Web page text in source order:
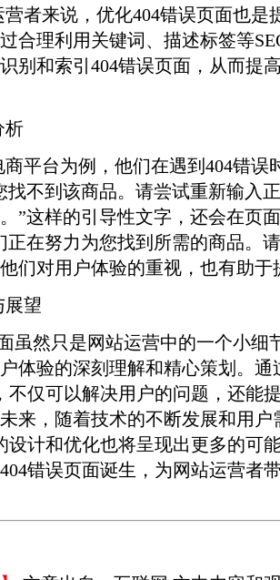
者来说，优化404错误页面也是
合理利用关键词、描述标签等
别和索引404错误页面，从而提
析
商平台为例，他们在遇到404错误
找不到该商品。请尝试重新输入
”这样的引导性文字，还会在页
正在努力为您找到所需的商品。
们对用户体验的重视，也有助于
展望
虽然只是网站运营中的一个小细
体验的深刻理解和精心策划。通
不仅可以解决用户的问题，还能
来，随着技术的不断发展和用户
设计和优化也将呈现出更多的可
错误页面诞生，为网站运营者